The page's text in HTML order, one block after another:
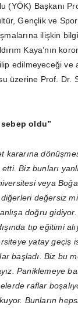
(YÖK) Başkanı
Gençlik ve
ilişkin
Kaya’nın
edilmeyeceği ve
üzerine Prof. Dr.
oldu”
kararına
Biz bunları
veya
değersiz
doğru
tıp eğitimi
yatay geçiş
başladı. Biz bu
Paniklemeye
raflar
Bunların